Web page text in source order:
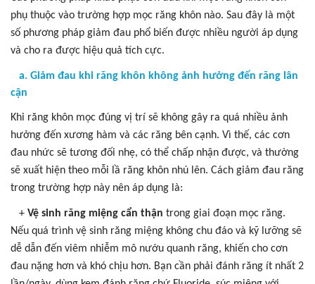
phụ thuộc vào trường hợp mọc răng khôn nào. Sau đây là một
số phương pháp giảm đau phổ biến được nhiều người áp dụng
và cho ra được hiệu quả tích cực.
a. Giảm đau khi răng khôn không ảnh hưởng đến răng lân
cận
Khi răng khôn mọc đúng vị trí sẽ không gây ra quá nhiều ảnh
hưởng đến xương hàm và các răng bên cạnh. Vì thế, các cơn
đau nhức sẽ tương đối nhẹ, có thể chấp nhận được, và thường
sẽ xuất hiện theo mỗi lầ răng khôn nhú lên. Cách giảm đau răng
trong trường hợp này nên áp dụng là:
+ Vệ sinh răng miệng cẩn thận trong giai đoạn mọc răng.
Nếu quá trình vệ sinh răng miệng không chu đáo và kỹ lưỡng sẽ
dễ dẫn đến viêm nhiễm mô nướu quanh răng, khiến cho cơn
đau nặng hơn và khó chịu hơn. Bạn cần phải đánh răng ít nhất 2